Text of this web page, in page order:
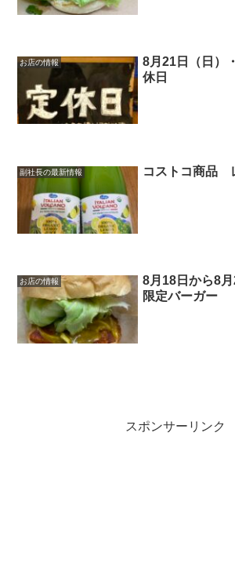
お店の情報
8月21日（日）
休日
副社長の最新情報 コストコ商品
お店の情報
8月18日から8
限定バーガー
スポンサーリンク